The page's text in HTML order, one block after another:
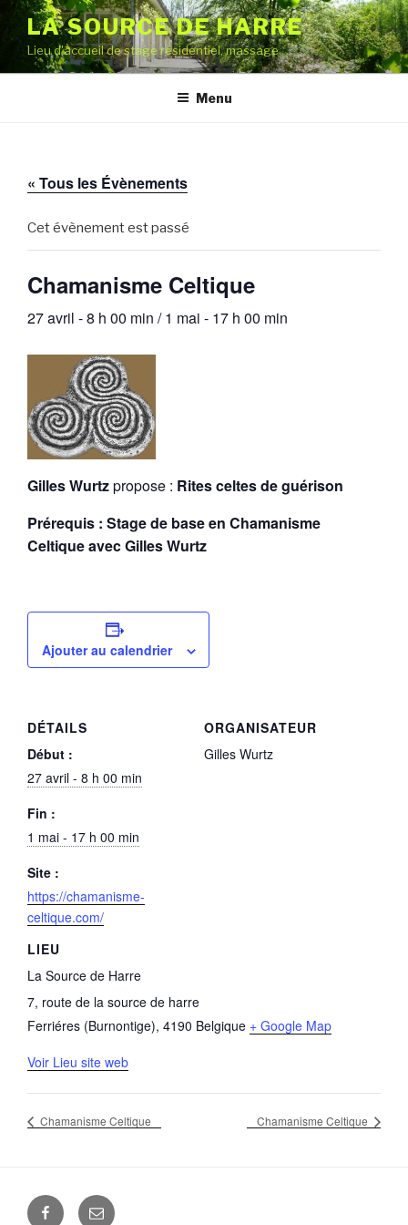
Aller
contenu
principal
LA SOURCE DE HARRE
Lieu d'accueil de stage résidentiel, massage
Menu
« Tous les Évènements
Cet évènement est passé
Chamanisme Celtique
27 avril - 8 h 00 min /1 mai - 17 h 00 min
Gilles Wurtzpropose : Rites celtes de guérison
Prérequis : Stage de base en Chamanisme
Celtique avec Gilles Wurtz
Ajouter au calendrier
DÉTAILS
Début :
27 avril - 8 h 00 min
Fin :
1 mai - 17 h 00 min
Site :
https://chamanisme-
celtique.com/
LIEU
La Source de Harre
7, route de la source de harre
Ferriéres (Burnontige), 4190 Belgique + Google Map
Voir Lieu site web
ORGANISATEUR
Gilles Wurtz
Chamanisme Celtique Chamanisme Celtique
Facebook
E-